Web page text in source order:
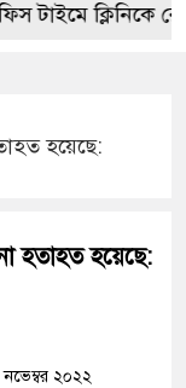
ক্লিনিকে রোগী
হয়েছে:
হতাহত হয়েছে:
২০২২